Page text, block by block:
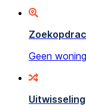
Geen
Uitwisseling